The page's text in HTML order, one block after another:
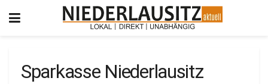
Sparkasse Niederlausitz